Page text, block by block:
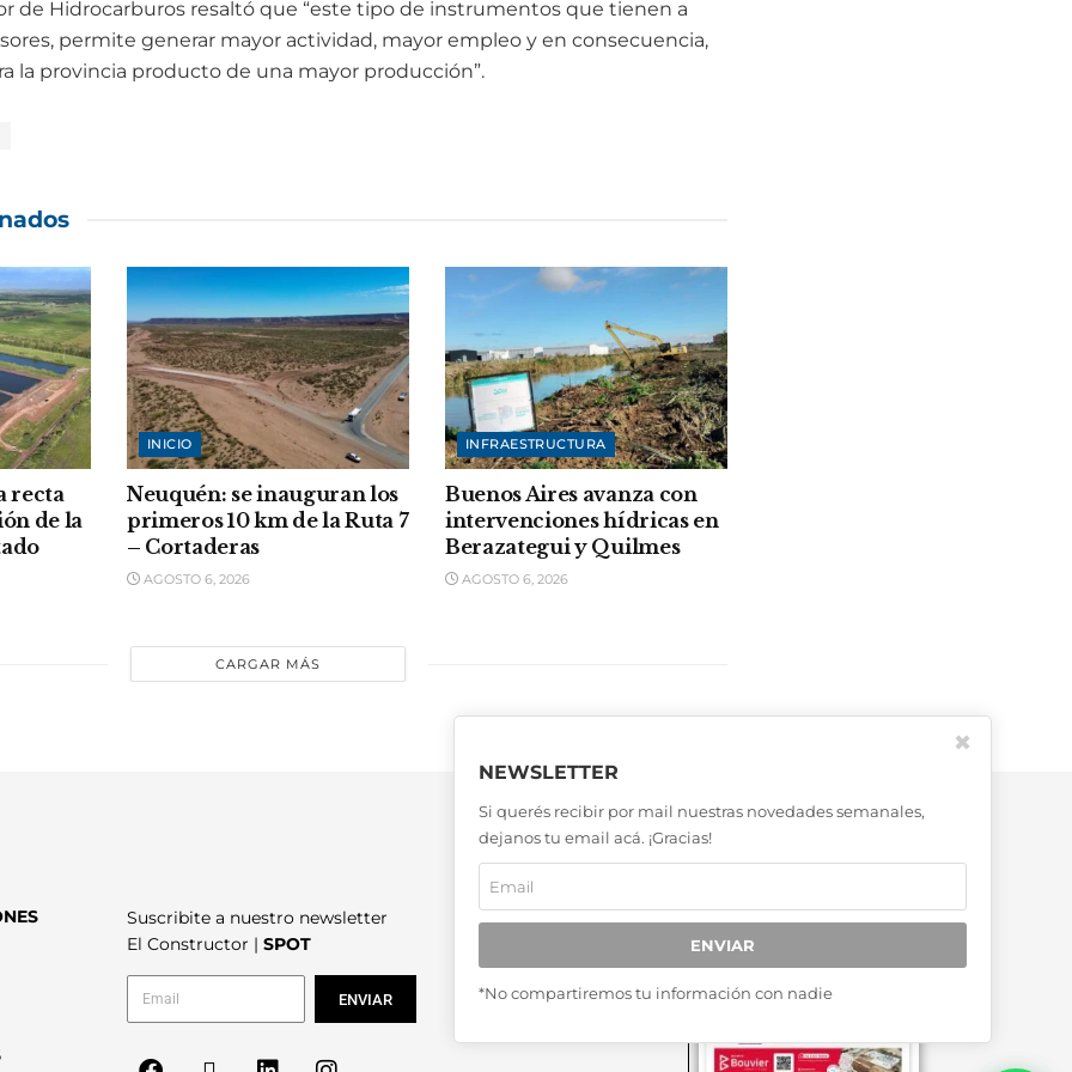
de Hidrocarburos resaltó que “este tipo de instrumentos que tienen a
permite generar mayor actividad, mayor empleo y en consecuencia,
la provincia producto de una mayor producción”.
recta
de la
INICIO
Neuquén: se inauguran los
primeros 10 km de la Ruta 7
– Cortaderas
AGOSTO 6, 2026
INFRAESTRUCTURA
Buenos Aires avanza con
intervenciones hídricas en
Berazategui y Quilmes
AGOSTO 6, 2026
CARGAR MÁS
Suscribite a nuestro newsletter
El Constructor | SPOT
ENVIAR
NEWSLETTER
Si querés recibir por mail nuestras novedades semanales,
dejanos tu email acá. ¡Gracias!
ENVIAR
*No compartiremos tu información con nadie
✖